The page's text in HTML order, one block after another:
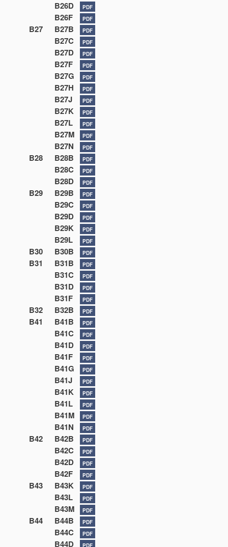
B26D PDF
B26F PDF
B27 B27B PDF
B27C PDF
B27D PDF
B27F PDF
B27G PDF
B27H PDF
B27J PDF
B27K PDF
B27L PDF
B27M PDF
B27N PDF
B28 B28B PDF
B28C PDF
B28D PDF
B29 B29B PDF
B29C PDF
B29D PDF
B29K PDF
B29L PDF
B30 B30B PDF
B31 B31B PDF
B31C PDF
B31D PDF
B31F PDF
B32 B32B PDF
B41 B41B PDF
B41C PDF
B41D PDF
B41F PDF
B41G PDF
B41J PDF
B41K PDF
B41L PDF
B41M PDF
B41N PDF
B42 B42B PDF
B42C PDF
B42D PDF
B42F PDF
B43 B43K PDF
B43L PDF
B43M PDF
B44 B44B PDF
B44C PDF
B44D PDF